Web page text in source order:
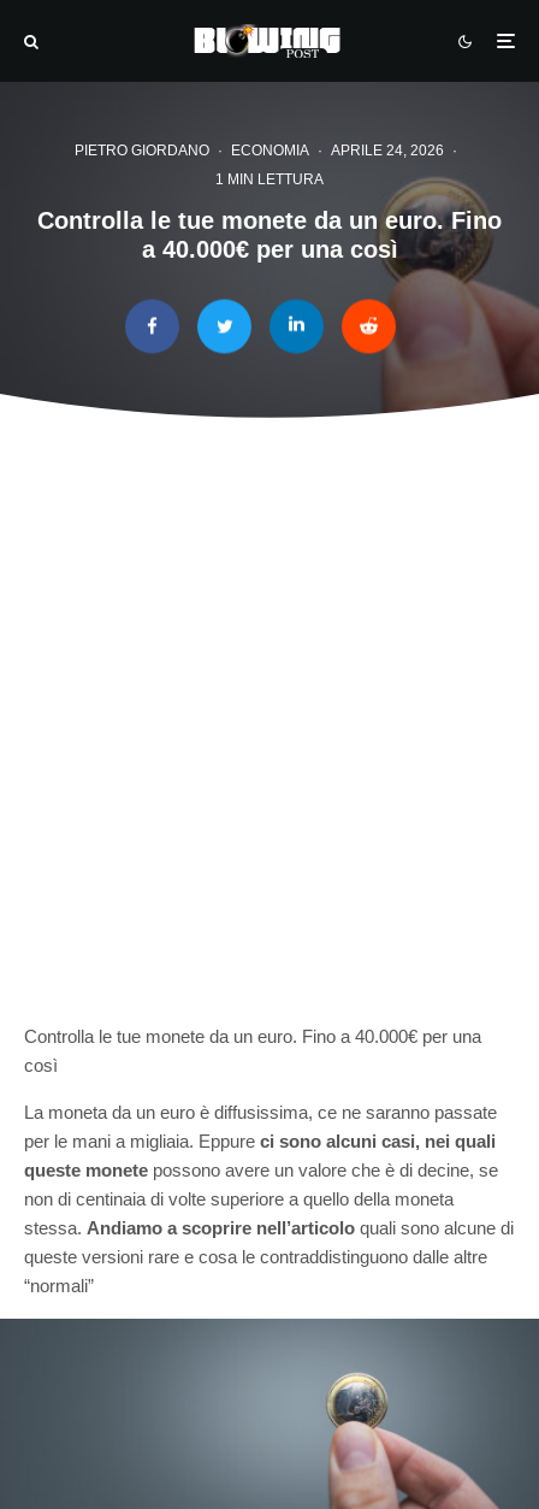
PIETRO GIORDANO · ECONOMIA · APRILE 24, 2026
·
1 MIN LETTURA
Controlla le tue monete da un euro. Fino
a 40.000€ per una così
Controlla le tue monete da un euro. Fino a 40.000€ per una
così
La moneta da un euro è diffusissima, ce ne saranno passate
per le mani a migliaia. Eppure ci sono alcuni casi, nei quali
queste monete possono avere un valore che è di decine, se
non di centinaia di volte superiore a quello della moneta
stessa. Andiamo a scoprire nell’articolo quali sono alcune di
queste versioni rare e cosa le contraddistinguono dalle altre
“normali”